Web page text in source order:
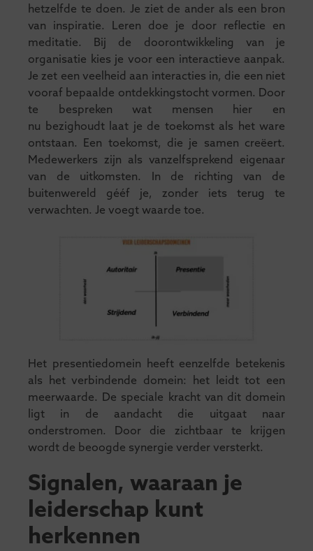
hetzelfde te doen. Je ziet de ander als een bron
van inspiratie. Leren doe je door reflectie en
meditatie. Bij de doorontwikkeling van je
organisatie kies je voor een interactieve aanpak.
Je zet een veelheid aan interacties in, die een niet
vooraf bepaalde ontdekkingstocht vormen. Door
te bespreken wat mensen hier en
nu bezighoudt laat je de toekomst als het ware
ontstaan. Een toekomst, die je samen creëert.
Medewerkers zijn als vanzelfsprekend eigenaar
van de uitkomsten. In de richting van de
buitenwereld gééf je, zonder iets terug te
verwachten. Je voegt waarde toe.
Het presentiedomein heeft eenzelfde betekenis
als het verbindende domein: het leidt tot een
meerwaarde. De speciale kracht van dit domein
ligt in de aandacht die uitgaat naar
onderstromen. Door die zichtbaar te krijgen
wordt de beoogde synergie verder versterkt.
Signalen, waaraan je
leiderschap kunt
herkennen